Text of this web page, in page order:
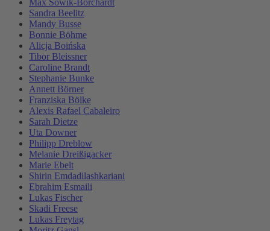
Max Sowik-Borchardt
Sandra Beelitz
Mandy Busse
Bonnie Böhme
Alicja Boińska
Tibor Bleissner
Caroline Brandt
Stephanie Bunke
Annett Börner
Franziska Bölke
Alexis Rafael Cabaleiro
Sarah Dietze
Uta Downer
Philipp Dreblow
Melanie Dreißigacker
Marie Ebelt
Shirin Emdadilashkariani
Ebrahim Esmaili
Lukas Fischer
Skadi Freese
Lukas Freytag